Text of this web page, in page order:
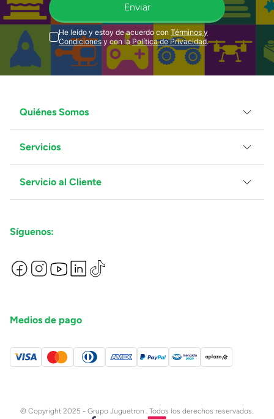
Enviar
He leído y estoy de acuerdo con Términos y
Condiciones y con la Política de Privacidad.
Quiénes Somos
Grupo Juguetron
Localiza tu tienda
Blog
Servicios
Facturación
Proveedores
Servicio al Cliente
Preguntas Frecuentes
Términos y Condiciones
Devoluciones de Compras en Línea
Síguenos:
Medios de pago
© Copyright 2025 - Grupo Juguetron . Todos los derechos reservados.